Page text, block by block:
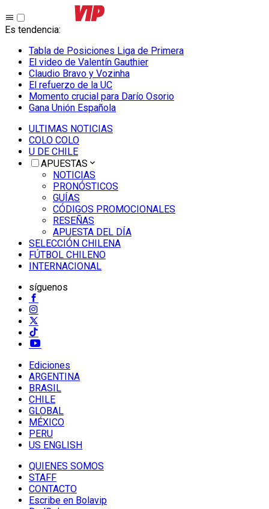
Es tendencia:
Tabla de Posiciones Liga de Primera
El video de Valentín Gauthier
Claudio Bravo y Vozinha
El refuerzo de la UC
Momento crucial para Darío Osorio
Gana Unión Española
ULTIMAS NOTICIAS
COLO COLO
U DE CHILE
APUESTAS
NOTICIAS
PRONÓSTICOS
GUÍAS
CÓDIGOS PROMOCIONALES
RESEÑAS
APUESTA DEL DÍA
SELECCIÓN CHILENA
FÚTBOL CHILENO
INTERNACIONAL
síguenos
Ediciones
ARGENTINA
BRASIL
CHILE
GLOBAL
MÉXICO
PERU
US ENGLISH
QUIENES SOMOS
STAFF
CONTACTO
Escribe en Bolavip